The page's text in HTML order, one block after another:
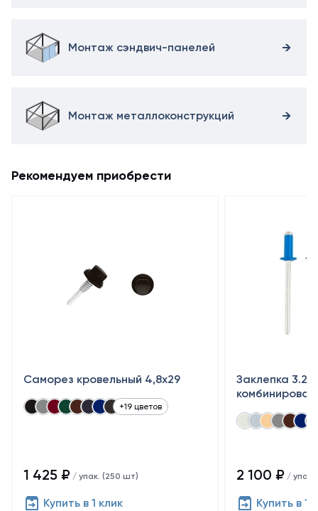
Монтаж сэндвич-панелей
Монтаж металлоконструкций
Рекомендуем приобрести
Саморез кровельный 4,8x29
+19 цветов
1 425 ₽ / упак. (250 шт)
Купить в 1 клик
Заклепка
2 100 ₽ / упак.
Купить в 1